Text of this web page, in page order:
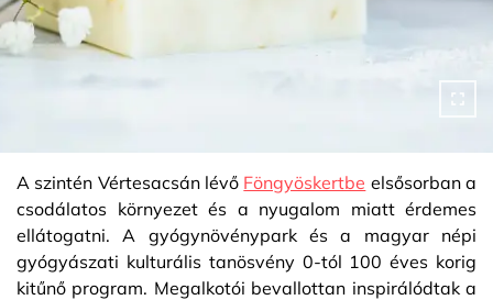
A szintén Vértesacsán lévő Föngyöskertbe elsősorban a
csodálatos környezet és a nyugalom miatt érdemes
ellátogatni. A gyógynövénypark és a magyar népi
gyógyászati kulturális tanösvény 0-tól 100 éves korig
kitűnő program. Megalkotói bevallottan inspirálódtak a